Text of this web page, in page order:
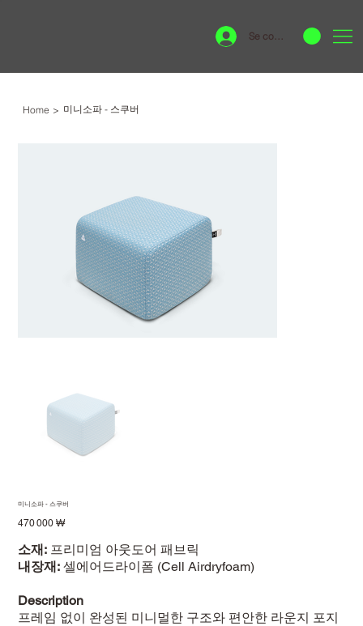
Se connecter
Home > 미니소파 - 스쿠버
미니소파 - 스쿠버
Prix
470 000 ₩
소재: 프리미엄 아웃도어 패브릭
내장재: 셀에어드라이폼 (Cell Airdryfoam)
Description
프레임 없이 완성된 미니멀한 구조와 편안한 라운지 포지